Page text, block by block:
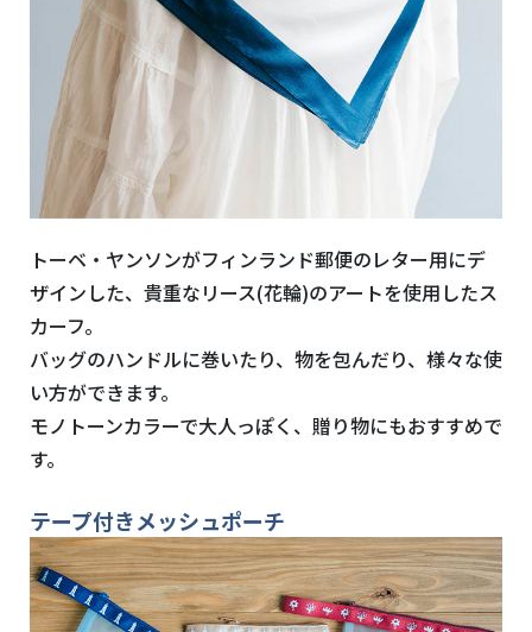
トーベ・ヤンソンがフィンランド郵便のレター用にデ
ザインした、貴重なリース(花輪)のアートを使用したス
カーフ。
バッグのハンドルに巻いたり、物を包んだり、様々な使
い方ができます。
モノトーンカラーで大人っぽく、贈り物にもおすすめで
す。
テープ付きメッシュポーチ